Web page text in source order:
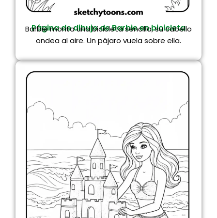
Página de dibujo de Barbie en bicicleta
Barbie monta una bicicleta sencilla, su cabello
ondea al aire. Un pájaro vuela sobre ella.